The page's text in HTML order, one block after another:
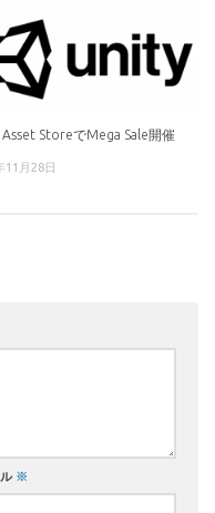
StoreでMega Sale開催
11月28日
※